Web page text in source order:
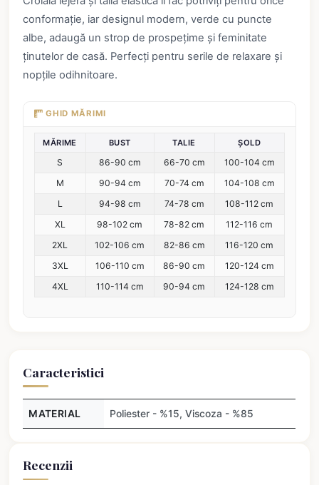
conformație, iar designul modern, verde cu puncte
albe, adaugă un strop de prospețime și feminitate
ținutelor de casă. Perfecți pentru serile de relaxare și
nopțile odihnitoare.
GHID MĂRIMI
MĂRIME BUST TALIE ȘOLD
S 86-90 cm 66-70 cm
100-104 cm
M
90-94 cm 70-74 cm
104-108 cm
L
94-98 cm 74-78 cm
108-112 cm
XL
98-102 cm 78-82 cm
112-116 cm
2XL
102-106 cm 82-86 cm
116-120 cm
3XL
106-110 cm 86-90 cm
120-124 cm
4XL
110-114 cm 90-94 cm 124-128 cm
Caracteristici
MATERIAL Poliester - %15, Viscoza - %85
Recenzii